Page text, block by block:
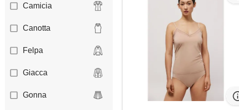
Camicia
Canotta
Felpa
Giacca
Gonna